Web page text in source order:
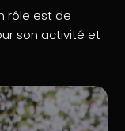
rôle est de
son activité et